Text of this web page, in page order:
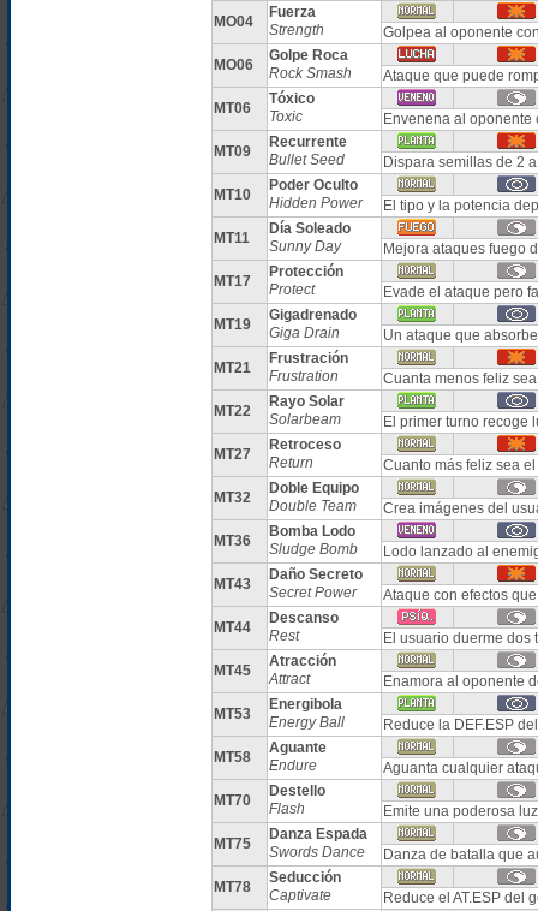
MO04
Fuerza
Strength
Golpea al oponente
MO06
Golpe Roca
Rock Smash
Ataque que puede
MT06
Tóxico
Toxic
Envenena al oponente
MT09
Recurrente
Bullet Seed
Dispara semillas de 2
MT10
Poder Oculto
Hidden Power
El tipo y la potencia
MT11
Día Soleado
Sunny Day
Mejora ataques fuego
MT17
Protección
Protect
Evade el ataque pero
MT19
Gigadrenado
Giga Drain
Un ataque que
MT21
Frustración
Frustration
Cuanta menos feliz
MT22
Rayo Solar
Solarbeam
El primer turno recoge
MT27
Retroceso
Return
Cuanto más feliz sea
MT32
Doble Equipo
Double Team
Crea imágenes del
MT36
Bomba Lodo
Sludge Bomb
Lodo lanzado al
MT43
Daño Secreto
Secret Power
Ataque con efectos
MT44
Descanso
Rest
El usuario duerme dos
MT45
Atracción
Attract
Enamora al oponente
MT53
Energibola
Energy Ball
Reduce la DEF.ESP
MT58
Aguante
Endure
Aguanta cualquier
MT70
Destello
Flash
Emite una poderosa
MT75
Danza Espada
Swords Dance
Danza de batalla que
MT78
Seducción
Captivate
Reduce el AT.ESP del